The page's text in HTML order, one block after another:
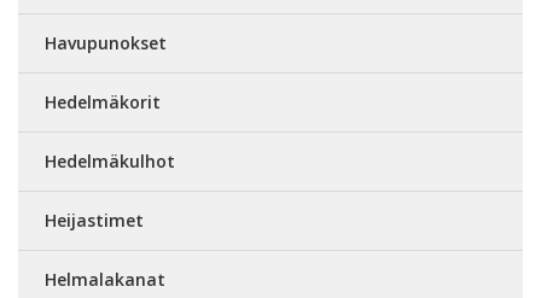
Havupunokset
Hedelmäkorit
Hedelmäkulhot
Heijastimet
Helmalakanat